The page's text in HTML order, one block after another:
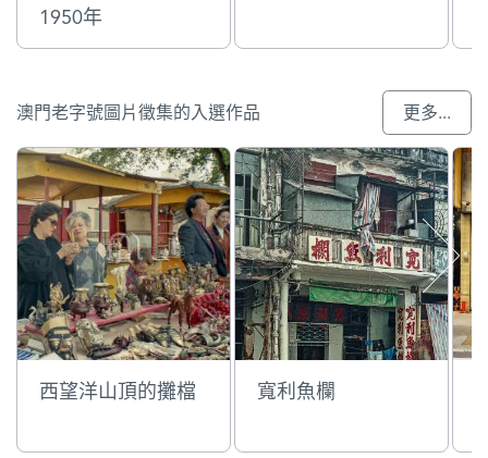
1950年
澳門老字號圖片徵集的入選作品 更多...
西望洋山頂的攤檔 寬利魚欄